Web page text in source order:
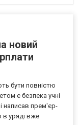
новий
бути повністю
є безпека учні
написав прем'єр-
в уряді вже